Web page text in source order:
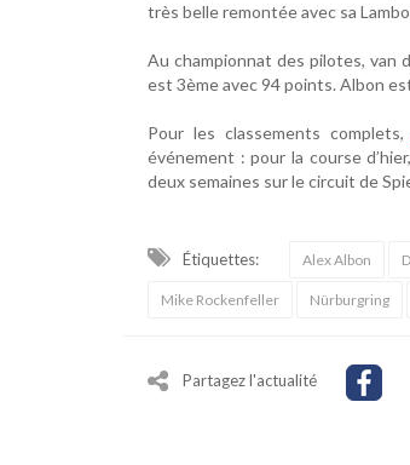
très belle remontée avec sa
Au championnat des pilotes, van
est 3ème avec 94 points. Albon
Pour les classements
événement : pour la course
deux semaines sur le circuit de
Étiquettes: Alex Albon
Mike Rockenfeller Nürburgring
Partagez l'actualité